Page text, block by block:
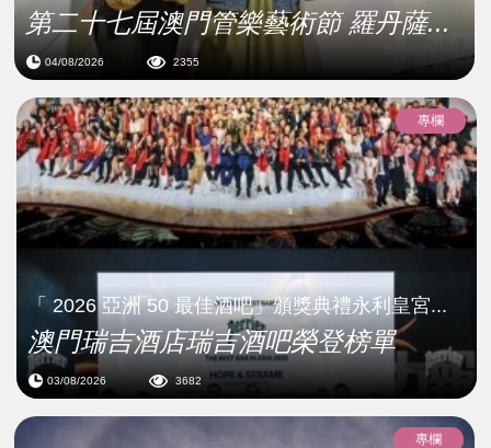
第二十七屆澳門管樂藝術節 羅丹薩...
04/08/2026 2355
專欄
「 2026 亞洲 50 最佳酒吧」頒獎典禮永利皇宮...
澳門瑞吉酒店瑞吉酒吧榮登榜單
03/08/2026 3682
專欄